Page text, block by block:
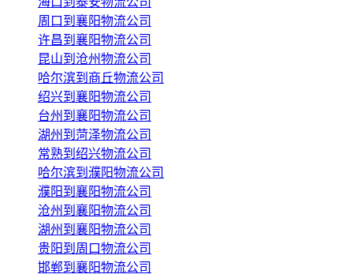
周口到襄阳物流公司
许昌到襄阳物流公司
昆山到沧州物流公司
哈尔滨到商丘物流公司
绍兴到襄阳物流公司
台州到襄阳物流公司
湖州到菏泽物流公司
常熟到绍兴物流公司
哈尔滨到濮阳物流公司
濮阳到襄阳物流公司
沧州到襄阳物流公司
湖州到襄阳物流公司
贵阳到周口物流公司
邯郸到襄阳物流公司